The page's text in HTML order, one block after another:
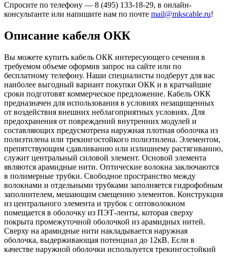
Спросите по телефону — 8 (495) 133-18-29, в онлайн-
консультанте или напишите нам по почте mail@mkscable.ru!
Описание кабеля ОКК
Вы можете купить кабель ОКК интересующего сечения в
требуемом объеме оформив запрос на сайте или по
бесплатному телефону. Наши специалисты подберут для вас
наиболее выгодный вариант покупки ОКК и в кратчайшие
сроки подготовят коммерческое предложение. Кабель ОКК
предназначен для использования в условиях незащищенных
от воздействия внешних неблагоприятных условиях. Для
предохранения от повреждений внутренних модулей и
составляющих предусмотрена наружная плотная оболочка из
полиэтилена или трекингостойкого полиэтилена. Элементом,
препятствующим сдавливанию или излишнему растягиванию,
служит центральный силовой элемент. Основой элемента
являются арамидные нити. Оптические волокна заключаются
в полимерные трубки. Свободное пространство между
волокнами и отдельными трубками заполняется гидрофобным
заполнителем, мешающим смещению элементов. Конструкция
из центрального элемента и трубок с оптоволокном
помещается в оболочку из ПЭТ-ленты, которая сверху
покрыта промежуточной оболочкой из арамидных нитей.
Сверху на арамидные нити накладывается наружная
оболочка, выдерживающая потенциал до 12кВ. Если в
качестве наружной оболочки используется трекингостойкий